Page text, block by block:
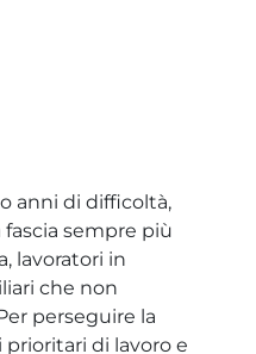
anni di difficoltà,
fascia sempre più
lavoratori in
che non
perseguire la
di lavoro e